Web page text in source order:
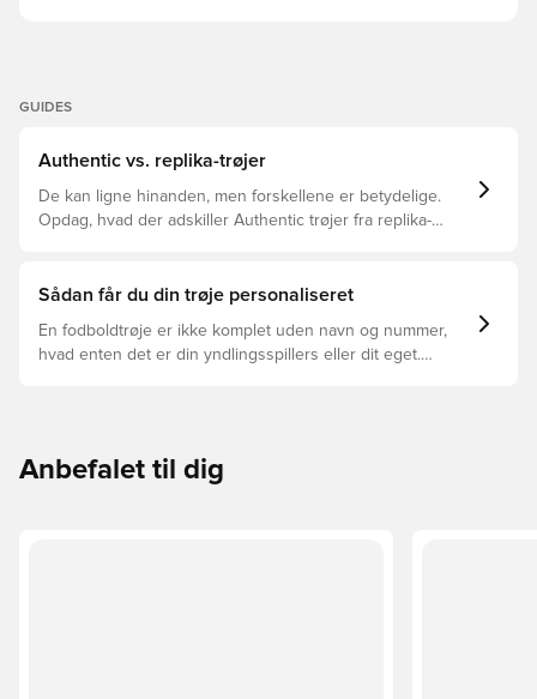
GUIDES
Authentic vs. replika-trøjer
De kan ligne hinanden, men forskellene er betydelige.
Opdag, hvad der adskiller Authentic trøjer fra replika-
Sådan får du din trøje personaliseret
En fodboldtrøje er ikke komplet uden navn og nummer,
hvad enten det er din yndlingsspillers eller dit eget.
Anbefalet til dig